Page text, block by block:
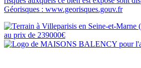
Géorisques : www.georisques.gouv.fr